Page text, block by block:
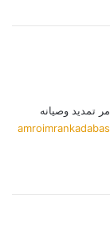
تمديد وصيانه